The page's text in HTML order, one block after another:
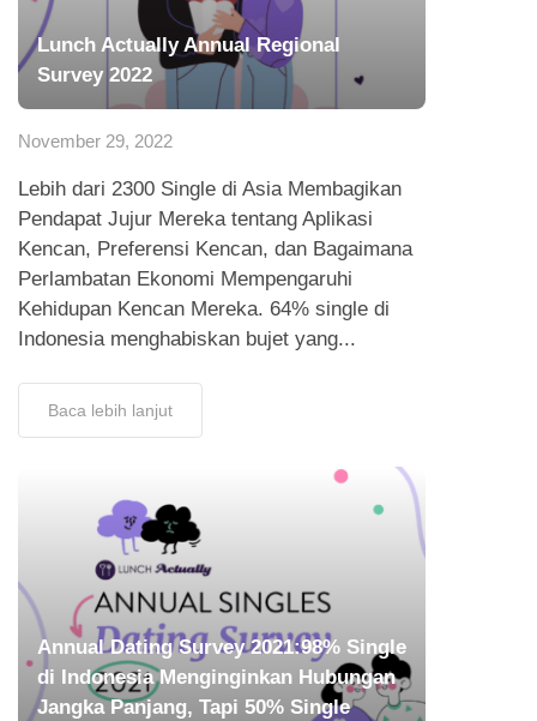
Lunch Actually Annual Regional
Survey 2022
November 29, 2022
Lebih dari 2300 Single di Asia Membagikan
Pendapat Jujur Mereka tentang Aplikasi
Kencan, Preferensi Kencan, dan Bagaimana
Perlambatan Ekonomi Mempengaruhi
Kehidupan Kencan Mereka. 64% single di
Indonesia menghabiskan bujet yang...
Baca lebih lanjut
Annual Dating Survey 2021:98% Single
di Indonesia Menginginkan Hubungan
Jangka Panjang, Tapi 50% Single